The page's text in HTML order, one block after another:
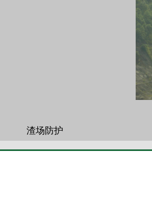
渣场防护